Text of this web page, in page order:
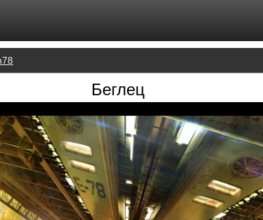
Беглец